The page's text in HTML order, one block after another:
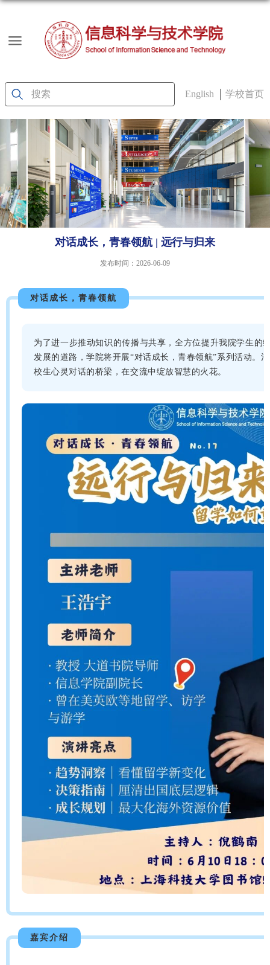
English 学校首页
对话成长，青春领航 | 远行与归来
发布时间：2026-06-09
对话成长，青春领航
为了进一步推动知识的传播与共享，全方位提升我院学生的
发展的道路，学院将开展“对话成长，青春领航”系列活动。
校生心灵对话的桥梁，在交流中绽放智慧的火花。
嘉宾介绍